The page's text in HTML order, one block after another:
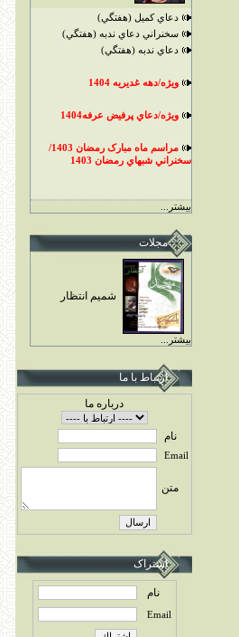
دعاي کميل (هفتگي)
سخنراني دعاي ندبه (هفتگي)
دعاي ندبه (هفتگي)
ويژه/دهه غديريه 1404
ويژه/دعاي پرفيض عرفه1404
مراسم ماه مبارک رمضان 1403/
سخنراني شبهاي رمضان 1403
بيشتر...
مجلات
شميم انتظار
بيشتر...
ارتباط با ما
درباره ما
نام
Email
متن
اشتراک
نام
Email